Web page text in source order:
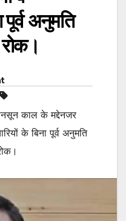
पूर्व अनुमति
काल के मद्देनजर
के बिना पूर्व अनुमति